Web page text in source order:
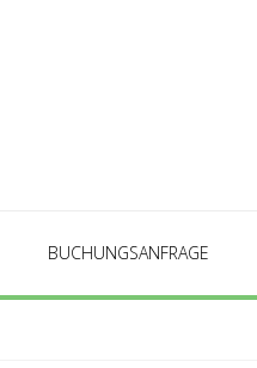
BUCHUNGSANFRAGE